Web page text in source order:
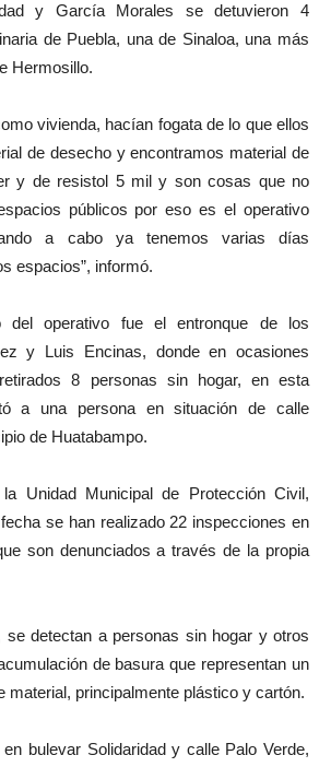
y García Morales se detuvieron 4
de Puebla, una de Sinaloa, una más
Hermosillo.
vivienda, hacían fogata de lo que ellos
de desecho y encontramos material de
y de resistol 5 mil y son cosas que no
públicos por eso es el operativo
a cabo ya tenemos varias días
espacios”, informó.
del operativo fue el entronque de los
y Luis Encinas, donde en ocasiones
8 personas sin hogar, en esta
a una persona en situación de calle
de Huatabampo.
Unidad Municipal de Protección Civil,
se han realizado 22 inspecciones en
son denunciados a través de la propia
se detectan a personas sin hogar y otros
de basura que representan un
material, principalmente plástico y cartón.
bulevar Solidaridad y calle Palo Verde,